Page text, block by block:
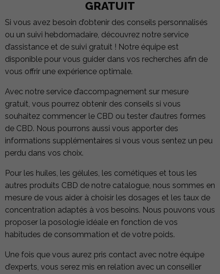
GRATUIT
Si vous avez besoin d’obtenir des conseils personnalisés
ou un suivi hebdomadaire, découvrez notre service
d’assistance et de suivi gratuit ! Notre équipe est
disponible pour vous guider dans vos recherches afin de
vous offrir une expérience optimale.
Avec notre service d’accompagnement sur mesure
gratuit, vous pourrez obtenir des conseils si vous
souhaitez commencer le CBD ou tester d’autres formes
de CBD. Nous pourrons aussi vous apporter des
informations supplémentaires si vous vous sentez un peu
perdu dans vos choix.
Pour les huiles, les gélules, les cométiques et tous les
autres produits CBD de notre catalogue, nous sommes en
mesure de vous aider à choisir les dosages et les taux de
concentration adaptés à vos besoins. Nous pouvons vous
proposer la posologie idéale en fonction de vos
habitudes de consommation et de votre poids.
Une fois que vous aurez pris contact avec notre équipe
d’experts, vous serez mis en relation avec un conseiller